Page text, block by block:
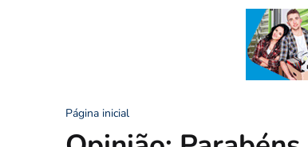
Página inicial